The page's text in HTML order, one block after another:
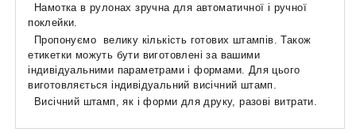
Намотка в рулонах зручна для автоматичної і ручної
поклейки.
Пропонуємо велику кількість готових штампів. Також
етикетки можуть бути виготовлені за вашими
індивідуальними параметрами і формами. Для цього
виготовляється індивідуальний висічний штамп.
Висічний штамп, як і форми для друку, разові витрати.